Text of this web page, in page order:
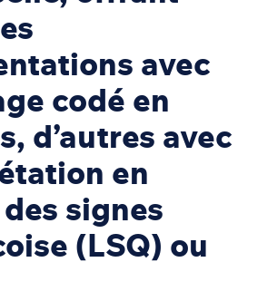
avec
codé en
d’autres avec
en
des signes
(LSQ) ou